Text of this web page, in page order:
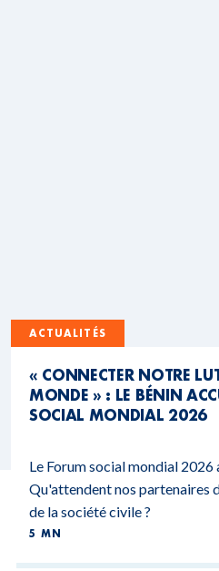
ACTUALITÉS
« CONNECTER NOTRE
MONDE » : LE BÉNIN
SOCIAL MONDIAL 2026
Le Forum social mondial 2026
Qu'attendent nos partenaires
de la société civile ?
5 MN